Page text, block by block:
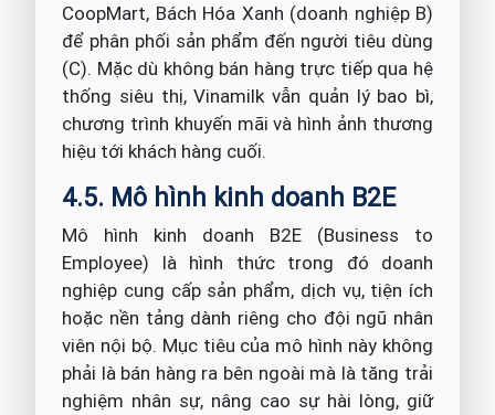
CoopMart, Bách Hóa Xanh (doanh nghiệp B)
để phân phối sản phẩm đến người tiêu dùng
(C). Mặc dù không bán hàng trực tiếp qua hệ
thống siêu thị, Vinamilk vẫn quản lý bao bì,
chương trình khuyến mãi và hình ảnh thương
hiệu tới khách hàng cuối.
4.5. Mô hình kinh doanh B2E
Mô hình kinh doanh B2E (Business to
Employee) là hình thức trong đó doanh
nghiệp cung cấp sản phẩm, dịch vụ, tiện ích
hoặc nền tảng dành riêng cho đội ngũ nhân
viên nội bộ. Mục tiêu của mô hình này không
phải là bán hàng ra bên ngoài mà là tăng trải
nghiệm nhân sự, nâng cao sự hài lòng, giữ